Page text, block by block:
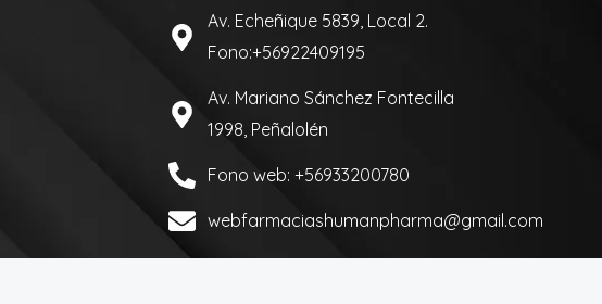
Av. Echeñique 5839, Local 2.
Fono:+56922409195
Av. Mariano Sánchez Fontecilla
1998, Peñalolén
Fono web: +56933200780
webfarmaciashumanpharma@gmail.com